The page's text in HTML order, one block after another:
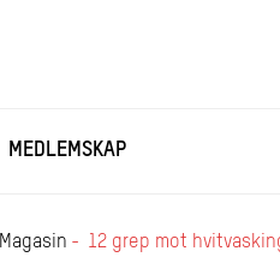
MEDLEMSKAP
Magasin 12 grep mot